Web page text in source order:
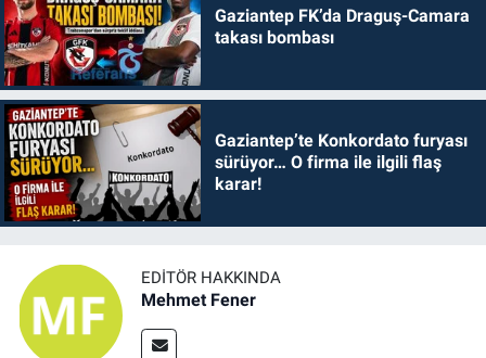
Gaziantep FK’da Draguş-Camara
takası bombası
Gaziantep’te Konkordato furyası
sürüyor… O firma ile ilgili flaş
karar!
EDITÖR HAKKINDA
Mehmet Fener